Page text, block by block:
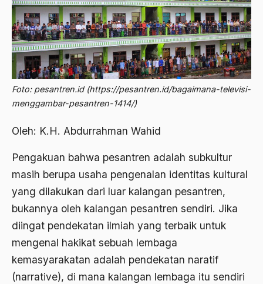
Foto: pesantren.id (https://pesantren.id/bagaimana-televisi-
menggambar-pesantren-1414/)
Oleh: K.H. Abdurrahman Wahid
Pengakuan bahwa pesantren adalah subkultur
masih berupa usaha pengenalan identitas kultural
yang dilakukan dari luar kalangan pesantren,
bukannya oleh kalangan pesantren sendiri. Jika
diingat pendekatan ilmiah yang terbaik untuk
mengenal hakikat sebuah lembaga
kemasyarakatan adalah pendekatan naratif
(narrative), di mana kalangan lembaga itu sendiri
2018
2017
2016
2015
2014
2011
2009
2008
2007
2006
A.H Nasution
A.S
Aal Usul Teroris
Abad 21
Abad Modern
abdul wahid hasyim
Abdullah Badawi
Abdullah Sungkar
Abdullah Syafi'i
Abdurrahman Addakhil
abdurrahman wahid